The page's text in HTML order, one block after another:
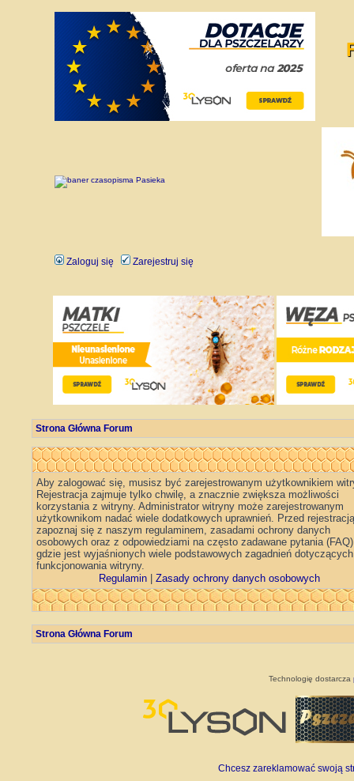
Zaloguj się Zarejestruj się
Strona Główna Forum
Aby zalogować się, musisz być zarejestrowanym użytkownikiem
Rejestracja zajmuje tylko chwilę, a znacznie zwiększa możliwości
korzystania z witryny. Administrator witryny może zarejestrowanym
użytkownikom nadać wiele dodatkowych uprawnień. Przed rejestracją
zapoznaj się z naszym regulaminem, zasadami ochrony danych
osobowych oraz z odpowiedziami na często zadawane pytania
gdzie jest wyjaśnionych wiele podstawowych zagadnień dotyczących
funkcjonowania witryny.
Regulamin
Zasady ochrony danych osobowych
Strona Główna Forum
Technologię dostarcza
Chcesz zareklamować swoją